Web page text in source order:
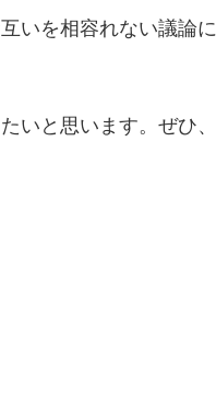
いを相容れない議論に
いと思います。ぜひ、